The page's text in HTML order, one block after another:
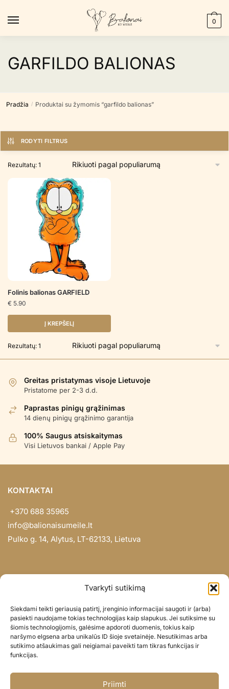
Tvarkyti sutikimą
Siekdami teikti geriausią patirtį, įrenginio informacijai saugoti ir (arba)
pasiekti naudojame tokias technologijas kaip slapukus. Jei sutiksime su
šiomis technologijomis, galėsime apdoroti duomenis, tokius kaip
naršymo elgsena arba unikalūs ID šioje svetainėje. Nesutikimas arba
sutikimo atšaukimas gali neigiamai paveikti tam tikras funkcijas ir
funkcijas.
Priimti
0
GARFILDO BALIONAS
Pradžia / Produktai su žymomis “garfildo balionas”
RODYTI FILTRUS
Rezultatų: 1
Folinis balionas GARFIELD
€ 5.90
Į KREPŠELĮ
Rezultatų: 1
Greitas pristatymas visoje Lietuvoje
Pristatome per 2-3 d.d.
Paprastas pinigų grąžinimas
14 dienų pinigų grąžinimo garantija
100% Saugus atsiskaitymas
Visi Lietuvos bankai / Apple Pay
KONTAKTAI
+370 688 35965
info@balionaisumeile.lt
Pulko g. 14, Alytus, LT-62133, Lietuva
Didmena
Darbų portfolio
Privatumo politika
Parduotuvės politika